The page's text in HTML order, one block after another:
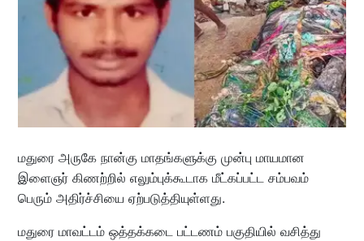
மதுரை அருகே நான்கு மாதங்களுக்கு முன்பு மாயமான
இளைஞர் கிணற்றில் எலும்புக்கூடாக மீட்கப்பட்ட சம்பவம்
பெரும் அதிர்ச்சியை ஏற்படுத்தியுள்ளது.
மதுரை மாவட்டம் ஒத்தக்கடை பட்டணம் பகுதியில் வசித்து